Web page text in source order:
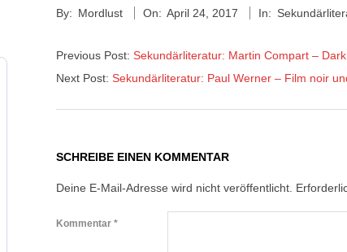
04-
By: Mordlust On: April 24, 2017 In:
Previous Post: Sekundärliteratur: Martin Compart –
Next Post: Sekundärliteratur: Paul Werner – Film noir
SCHREIBE EINEN KOMMENTAR
Deine E-Mail-Adresse wird nicht veröffentlicht.
Kommentar *